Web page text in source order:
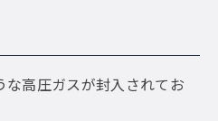
高圧ガスが封入されてお